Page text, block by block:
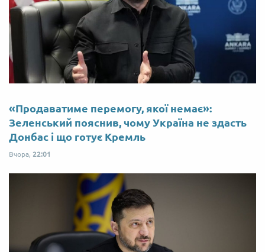
«Продаватиме перемогу, якої немає»:
Зеленський пояснив, чому Україна не здасть
Донбас і що готує Кремль
Вчора, 22:01